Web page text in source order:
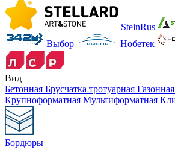
SteinRus
Выбор
Нобетек
Вид
Бетонная Брусчатка тротуарная
Крупноформатная Мультиформатная
Бордюры